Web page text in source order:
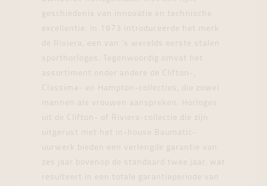
geschiedenis van innovatie en technische
excellentie. In 1973 introduceerde het merk
de Riviera, een van 's werelds eerste stalen
sporthorloges. Tegenwoordig omvat het
assortiment onder andere de Clifton-,
Classima- en Hampton-collecties, die zowel
mannen als vrouwen aanspreken. Horloges
uit de Clifton- of Riviera-collectie die zijn
uitgerust met het in-house Baumatic-
uurwerk bieden een verlengde garantie van
zes jaar bovenop de standaard twee jaar, wat
resulteert in een totale garantieperiode van